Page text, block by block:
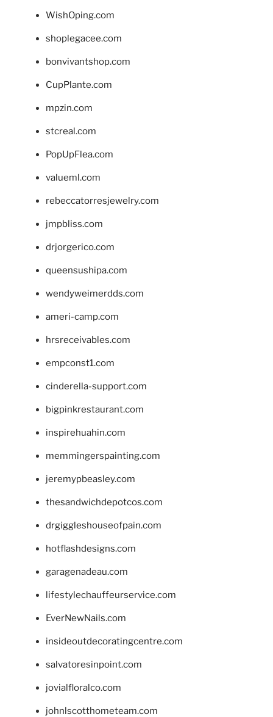
WishOping.com
shoplegacee.com
bonvivantshop.com
CupPlante.com
mpzin.com
stcreal.com
PopUpFlea.com
valueml.com
rebeccatorresjewelry.com
jmpbliss.com
drjorgerico.com
queensushipa.com
wendyweimerdds.com
ameri-camp.com
hrsreceivables.com
empconst1.com
cinderella-support.com
bigpinkrestaurant.com
inspirehuahin.com
memmingerspainting.com
jeremypbeasley.com
thesandwichdepotcos.com
drgiggleshouseofpain.com
hotflashdesigns.com
garagenadeau.com
lifestylechauffeurservice.com
EverNewNails.com
insideoutdecoratingcentre.com
salvatoresinpoint.com
jovialfloralco.com
johnlscotthometeam.com